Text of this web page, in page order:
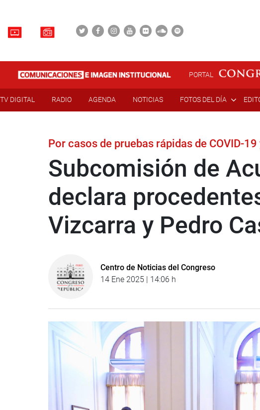
PORTAL
TV DIGITAL RADIO AGENDA NOTICIAS FOTOS DEL DÍA
Por casos de pruebas rápidas de COVID-
Subcomisión de
declara
Vizcarra y Pedro
Centro de Noticias del Congreso
14 Ene 2025 | 14:06 h